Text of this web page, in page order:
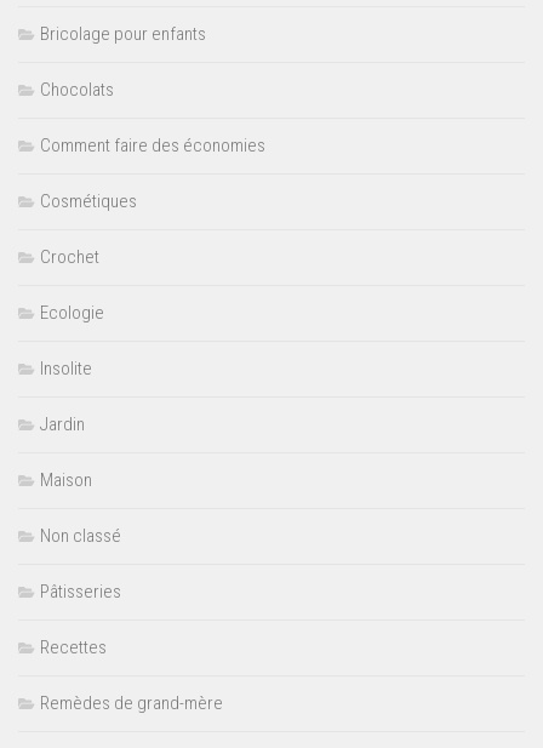
Bricolage pour enfants
Chocolats
Comment faire des économies
Cosmétiques
Crochet
Ecologie
Insolite
Jardin
Maison
Non classé
Pâtisseries
Recettes
Remèdes de grand-mère